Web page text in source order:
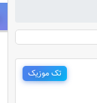
تک موزیک